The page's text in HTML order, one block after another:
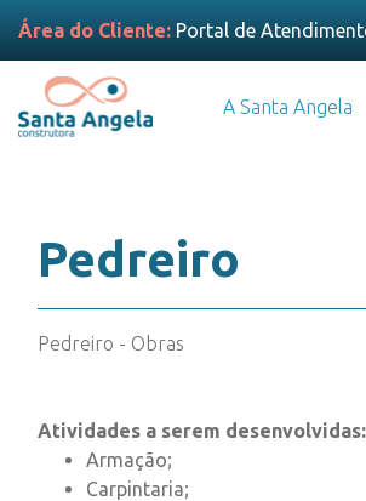
Área do Cliente: Portal de
A Santa Angela
Pedreiro
Pedreiro - Obras
Atividades a serem desenvolvidas:
Armação;
Carpintaria;